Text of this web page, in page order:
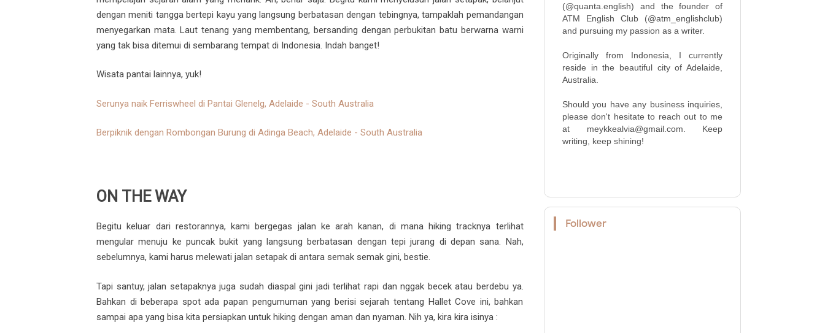
dengan meniti tangga bertepi kayu yang langsung berbatasan dengan tebingnya, tampaklah pemandangan
menyegarkan mata. Laut tenang yang membentang, bersanding dengan perbukitan batu berwarna warni
yang tak bisa ditemui di sembarang tempat di Indonesia. Indah banget!
Wisata pantai lainnya, yuk!
Serunya naik Ferriswheel di Pantai Glenelg, Adelaide - South Australia
Berpiknik dengan Rombongan Burung di Adinga Beach, Adelaide - South Australia
ON THE WAY
Begitu keluar dari restorannya, kami bergegas jalan ke arah kanan, di mana hiking tracknya terlihat
mengular menuju ke puncak bukit yang langsung berbatasan dengan tepi jurang di depan sana. Nah,
sebelumnya, kami harus melewati jalan setapak di antara semak semak gini, bestie.
Tapi santuy, jalan setapaknya juga sudah diaspal gini jadi terlihat rapi dan nggak becek atau berdebu ya.
Bahkan di beberapa spot ada papan pengumuman yang berisi sejarah tentang Hallet Cove ini, bahkan
sampai apa yang bisa kita persiapkan untuk hiking dengan aman dan nyaman. Nih ya, kira kira isinya :
(@quanta.english) and the founder of
ATM English Club (@atm_englishclub)
and pursuing my passion as a writer.
Originally from Indonesia, I currently
reside in the beautiful city of Adelaide,
Australia.
Should you have any business inquiries,
please don't hesitate to reach out to me
at meykkealvia@gmail.com. Keep
writing, keep shining!
Follower